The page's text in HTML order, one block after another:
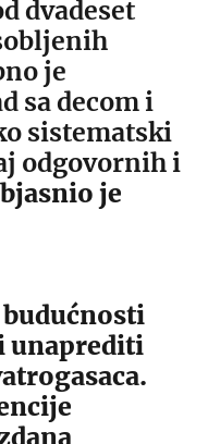
dvadeset
je
sa decom i
sistematski
odgovornih i
je
budućnosti
unaprediti